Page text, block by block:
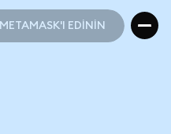
METAMASK'I EDİNİN